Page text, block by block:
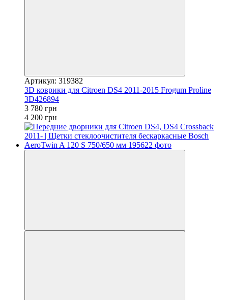
Артикул: 319382
3D коврики для Citroen DS4 2011-2015 Frogum Proline
3D426894
3 780 грн
4 200 грн